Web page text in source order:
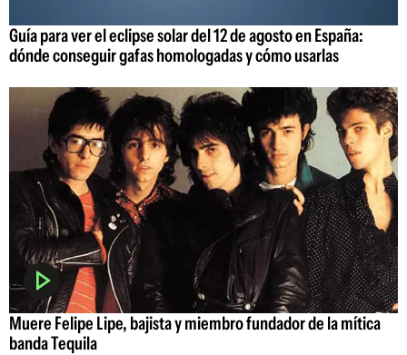
Guía para ver el eclipse solar del 12 de agosto en España:
dónde conseguir gafas homologadas y cómo usarlas
Muere Felipe Lipe, bajista y miembro fundador de la mítica
banda Tequila